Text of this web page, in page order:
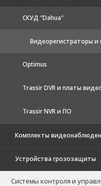
CКУД "Dahua"
Видеорегистраторы и
Optimus
Trassir DVR и платы
Trassir NVR и ПО
Комплекты
Устройства грозозащиты
Системы контроля и